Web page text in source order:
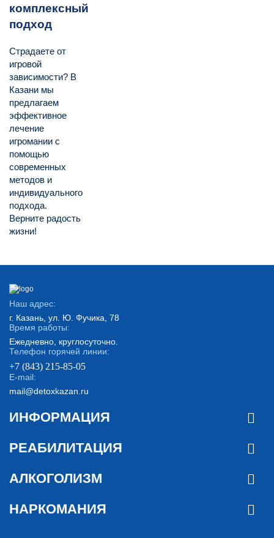
комплексный
подход
Страдаете от
игровой
зависимости? В
Казани мы
предлагаем
эффективное
лечение
игромании с
помощью
современных
методов и
индивидуального
подхода.
Верните радость
жизни!
Наш адрес:
г. Казань, ул. Ю. Фучика, 78
Время работы:
Ежедневно, круглосуточно.
Телефон горячей линии:
+7 (843) 215-85-05
E-mail:
mail@detoxkazan.ru
ИНФОРМАЦИЯ
РЕАБИЛИТАЦИЯ
АЛКОГОЛИЗМ
НАРКОМАНИЯ